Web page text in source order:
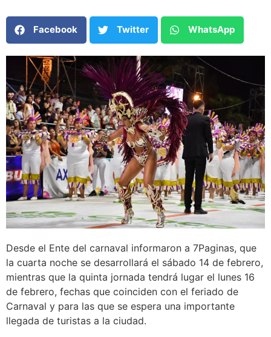
Facebook Twitter WhatsApp
Desde el Ente del carnaval informaron a 7Paginas, que
la cuarta noche se desarrollará el sábado 14 de febrero,
mientras que la quinta jornada tendrá lugar el lunes 16
de febrero, fechas que coinciden con el feriado de
Carnaval y para las que se espera una importante
llegada de turistas a la ciudad.